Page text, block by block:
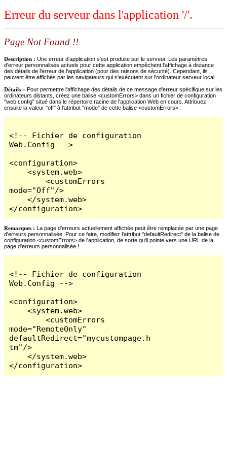
Erreur du serveur dans l'application '/'.
Page Not Found !!
Description : Une erreur d'application s'est produite sur le serveur. Les paramètres
d'erreur personnalisés actuels pour cette application empêchent l'affichage à distance
des détails de l'erreur de l'application (pour des raisons de sécurité). Cependant, ils
peuvent être affichés par les navigateurs qui s'exécutent sur l'ordinateur serveur local.
Détails = Pour permettre l'affichage des détails de ce message d'erreur spécifique sur les
ordinateurs distants, créez une balise <customErrors> dans un fichier de configuration
"web.config" situé dans le répertoire racine de l'application Web en cours. Attribuez
ensuite la valeur "off" à l'attribut "mode" de cette balise <customErrors>.
<!-- Fichier de configuration
Web.Config -->
<configuration>
    <system.web>
        <customErrors
mode="Off"/>
    </system.web>
</configuration>
Remarques : La page d'erreurs actuellement affichée peut être remplacée par une page
d'erreurs personnalisée. Pour ce faire, modifiez l'attribut "defaultRedirect" de la balise de
configuration <customErrors> de l'application, de sorte qu'il pointe vers une URL de la
page d'erreurs personnalisée !
<!-- Fichier de configuration
Web.Config -->
<configuration>
    <system.web>
        <customErrors
mode="RemoteOnly"
defaultRedirect="mycustompage.h
tm"/>
    </system.web>
</configuration>